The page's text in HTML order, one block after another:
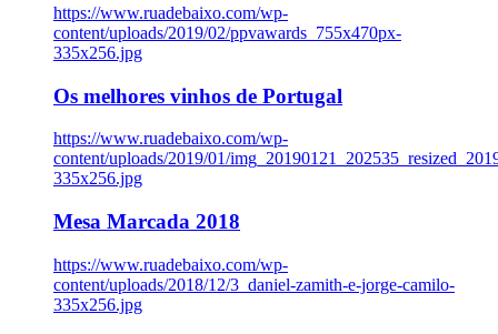
https://www.ruadebaixo.com/wp-
content/uploads/2019/02/ppvawards_755x470px-
335x256.jpg
Os melhores vinhos de Portugal
https://www.ruadebaixo.com/wp-
content/uploads/2019/01/
335x256.jpg
Mesa Marcada 2018
https://www.ruadebaixo.com/wp-
content/uploads/2018/12/3_daniel-zamith-e-jorge-camilo-
335x256.jpg